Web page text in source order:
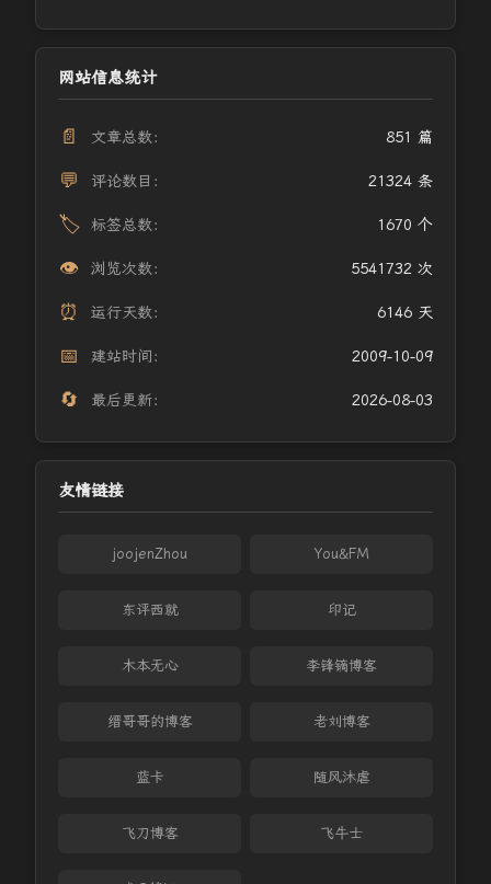
网站信息统计
📄 文章总数： 851 篇
💬 评论数目： 21324 条
🏷️ 标签总数： 1670 个
👁️ 浏览次数： 5541732 次
⏰ 运行天数： 6146 天
📅 建站时间： 2009-10-09
🔄 最后更新： 2026-08-03
友情链接
joojenZhou You&FM
东评西就 印记
木本无心 李锋镝博客
缙哥哥的博客 老刘博客
蓝卡 随风沐虐
飞刀博客 飞牛士